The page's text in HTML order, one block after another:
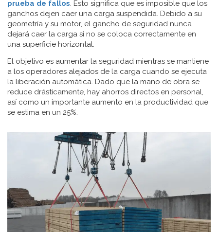
prueba de fallos. Esto significa que es imposible que los
ganchos dejen caer una carga suspendida. Debido a su
geometría y su motor, el gancho de seguridad nunca
dejará caer la carga si no se coloca correctamente en
una superficie horizontal.
El objetivo es aumentar la seguridad mientras se mantiene
a los operadores alejados de la carga cuando se ejecuta
la liberación automática. Dado que la mano de obra se
reduce drásticamente, hay ahorros directos en personal,
así como un importante aumento en la productividad que
se estima en un 25%.